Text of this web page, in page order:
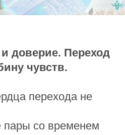
доверие. Переход
чувств.
перехода не
со временем